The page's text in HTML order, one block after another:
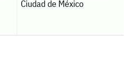
Ciudad de México